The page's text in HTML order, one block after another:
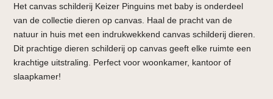
Het canvas schilderij Keizer Pinguins met baby is onderdeel
van de collectie dieren op canvas. Haal de pracht van de
natuur in huis met een indrukwekkend canvas schilderij dieren.
Dit prachtige dieren schilderij op canvas geeft elke ruimte een
krachtige uitstraling. Perfect voor woonkamer, kantoor of
slaapkamer!